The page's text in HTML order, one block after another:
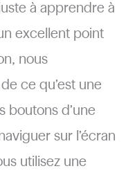
à apprendre à
excellent point
nous
ce qu’est une
boutons d’une
sur l’écran
utilisez une